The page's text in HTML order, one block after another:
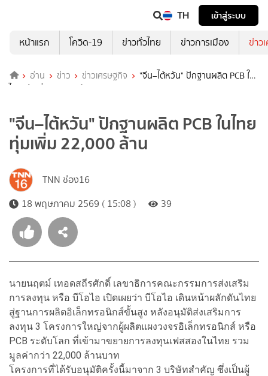
TH
เข้าสู่ระบบ
หน้าแรก
โควิด-19 ข่าวทั่วไทย ข่าวการเมือง ข่าว
อ่าน ข่าว ข่าวเศรษฐกิจ
"จีน–ไต้หวัน" ปักฐานผลิต PCB ใน
ไทย ทุ่มเพิ่ม 22,000 ล้าน
"จีน–ไต้หวัน" ปักฐานผลิต PCB ในไทย
ทุ่มเพิ่ม 22,000 ล้าน
TNN ช่อง16
18 พฤษภาคม 2569 ( 15:08 )
39
นายนฤตม์ เทอดสถีรศักดิ์ เลขาธิการคณะกรรมการส่งเสริม
การลงทุน หรือ บีโอไอ เปิดเผยว่า บีโอไอ เดินหน้าผลักดันไทย
สู่ฐานการผลิตอิเล็กทรอนิกส์ขั้นสูง หลังอนุมัติส่งเสริมการ
ลงทุน 3 โครงการใหญ่จากผู้ผลิตแผงวงจรอิเล็กทรอนิกส์ หรือ
PCB ระดับโลก ที่เข้ามาขยายการลงทุนเฟสสองในไทย รวม
มูลค่ากว่า 22,000 ล้านบาท
โครงการที่ได้รับอนุมัติครั้งนี้มาจาก 3 บริษัทสำคัญ ซึ่งเป็นผู้